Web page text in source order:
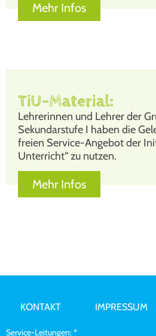
Mehr Infos
TiU-Material:
Leh­re­rin­nen und Leh­rer der
Sekun­dar­stu­fe I haben die
frei­en Ser­vice-Ange­bot der
Unter­richt“ zu nut­zen.
Mehr Infos
KONTAKT IMPRESSUM
Service-Leitungen: *